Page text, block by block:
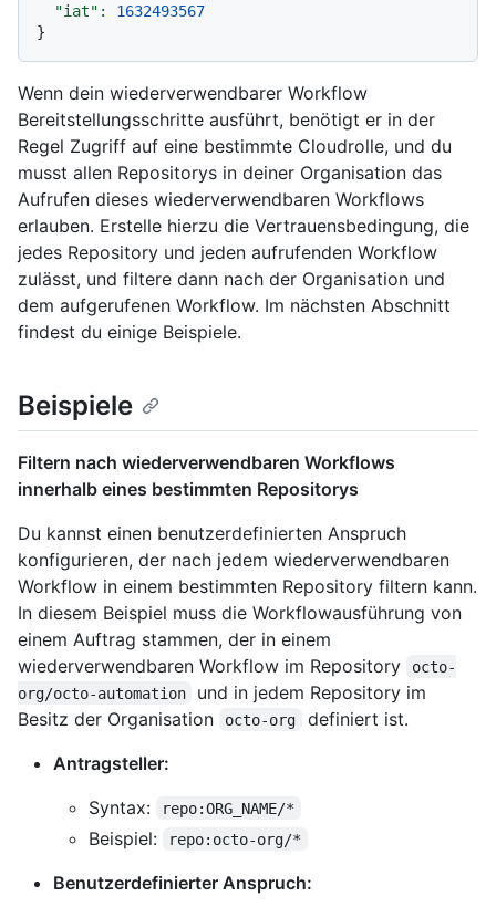
"iat":
1632493567
Wenn dein wiederverwendbarer Workflow
Bereitstellungsschritte ausführt, benötigt er in der
Regel Zugriff auf eine bestimmte Cloudrolle, und du
musst allen Repositorys in deiner Organisation das
Aufrufen dieses wiederverwendbaren Workflows
erlauben. Erstelle hierzu die Vertrauensbedingung, die
jedes Repository und jeden aufrufenden Workflow
zulässt, und filtere dann nach der Organisation und
dem aufgerufenen Workflow. Im nächsten Abschnitt
findest du einige Beispiele.
Beispiele
Filtern nach wiederverwendbaren Workflows
innerhalb eines bestimmten Repositorys
Du kannst einen benutzerdefinierten Anspruch
konfigurieren, der nach jedem wiederverwendbaren
Workflow in einem bestimmten Repository filtern kann.
In diesem Beispiel muss die Workflowausführung von
einem Auftrag stammen, der in einem
wiederverwendbaren Workflow im Repository
octo-
org/octo-automation
und in jedem Repository im
Besitz der Organisation
octo-org
definiert ist.
Antragsteller:
Syntax:
repo:ORG_NAME/*
Beispiel: repo:octo-org/*
Benutzerdefinierter Anspruch: